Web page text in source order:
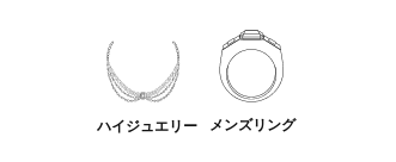
ハイジュエリー メンズリング